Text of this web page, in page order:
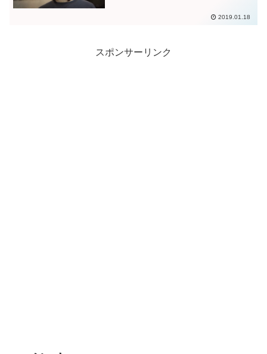
ンは完売し、再訪することにするソダ
ム。二人の事が気にかかるボア。チェゴ
2019.01.18
スポンサーリンク